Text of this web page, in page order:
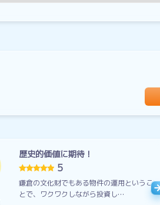
歴史的価値に期待！
5
鎌倉の文化財でもある物件の運用というこ
とで、ワクワクしながら投資し…